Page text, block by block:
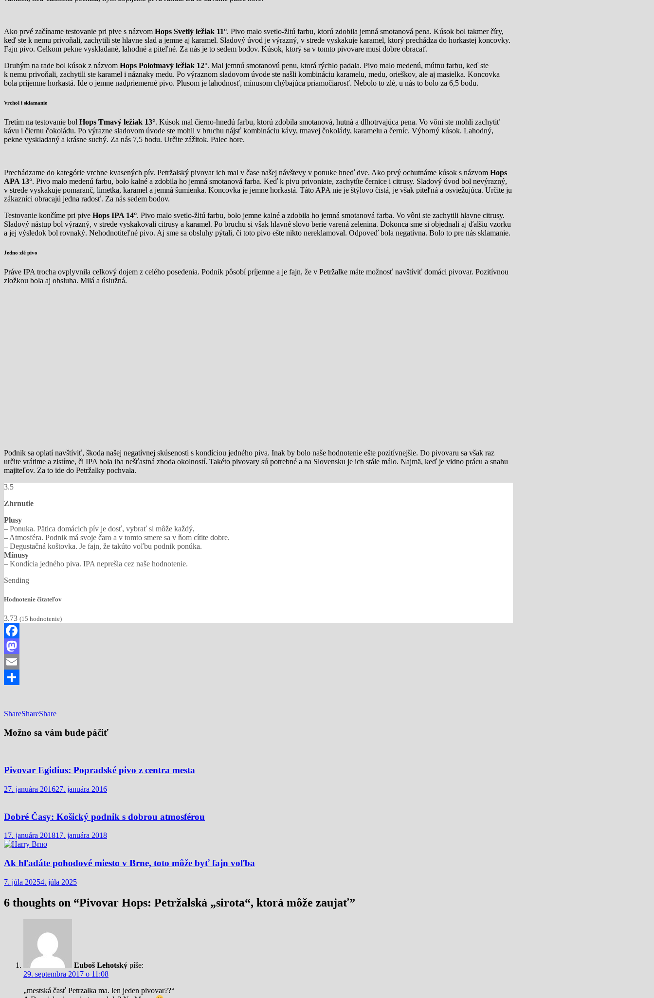
Ako prvé začíname testovanie pri pive s názvom Hops Svetlý ležiak 11°. Pivo malo svetlo-žltú farbu, ktorú zdobila jemná smotanová pena. Kúsok bol takmer číry,
keď ste k nemu privoňali, zachytili ste hlavne slad a jemne aj karamel. Sladový úvod je výrazný, v strede vyskakuje karamel, ktorý prechádza do horkastej koncovky.
Fajn pivo. Celkom pekne vyskladané, lahodné a piteľné. Za nás je to sedem bodov. Kúsok, ktorý sa v tomto pivovare musí dobre obracať.
Druhým na rade bol kúsok z názvom Hops Polotmavý ležiak 12°. Mal jemnú smotanovú penu, ktorá rýchlo padala. Pivo malo medenú, mútnu farbu, keď ste
k nemu privoňali, zachytili ste karamel i náznaky medu. Po výraznom sladovom úvode ste našli kombináciu karamelu, medu, orieškov, ale aj masielka. Koncovka
bola príjemne horkastá. Ide o jemne nadpriemerné pivo. Plusom je lahodnosť, mínusom chýbajúca priamočiarosť. Nebolo to zlé, u nás to bolo za 6,5 bodu.
Vrchol i sklamanie
Tretím na testovanie bol Hops Tmavý ležiak 13°. Kúsok mal čierno-hnedú farbu, ktorú zdobila smotanová, hutná a dlhotrvajúca pena. Vo vôni ste mohli zachytiť
kávu i čiernu čokoládu. Po výrazne sladovom úvode ste mohli v bruchu nájsť kombináciu kávy, tmavej čokolády, karamelu a černíc. Výborný kúsok. Lahodný,
pekne vyskladaný a krásne suchý. Za nás 7,5 bodu. Určite zážitok. Palec hore.
Prechádzame do kategórie vrchne kvasených pív. Petržalský pivovar ich mal v čase našej návštevy v ponuke hneď dve. Ako prvý ochutnáme kúsok s názvom Hops
APA 13°. Pivo malo medenú farbu, bolo kalné a zdobila ho jemná smotanová farba. Keď k pivu privoniate, zachytíte černice i citrusy. Sladový úvod bol nevýrazný,
v strede vyskakuje pomaranč, limetka, karamel a jemná šumienka. Koncovka je jemne horkastá. Táto APA nie je štýlovo čistá, je však piteľná a osviežujúca. Určite ju
zákazníci obracajú jedna radosť. Za nás sedem bodov.
Testovanie končíme pri pive Hops IPA 14°. Pivo malo svetlo-žltú farbu, bolo jemne kalné a zdobila ho jemná smotanová farba. Vo vôni ste zachytili hlavne citrusy.
Sladový nástup bol výrazný, v strede vyskakovali citrusy a karamel. Po bruchu si však hlavné slovo berie varená zelenina. Dokonca sme si objednali aj ďalšiu vzorku
a jej výsledok bol rovnaký. Nehodnotiteľné pivo. Aj sme sa obsluhy pýtali, či toto pivo ešte nikto nereklamoval. Odpoveď bola negatívna. Bolo to pre nás sklamanie.
Jedno zlé pivo
Práve IPA trocha ovplyvnila celkový dojem z celého posedenia. Podnik pôsobí príjemne a je fajn, že v Petržalke máte možnosť navštíviť domáci pivovar. Pozitívnou
zložkou bola aj obsluha. Milá a úslužná.
Podnik sa oplatí navštíviť, škoda našej negatívnej skúsenosti s kondíciou jedného piva. Inak by bolo naše hodnotenie ešte pozitívnejšie. Do pivovaru sa však raz
určite vrátime a zistíme, či IPA bola iba nešťastná zhoda okolností. Takéto pivovary sú potrebné a na Slovensku je ich stále málo. Najmä, keď je vidno prácu a snahu
majiteľov. Za to ide do Petržalky pochvala.
3.5
Zhrnutie
Plusy
– Ponuka. Pätica domácich pív je dosť, vybrať si môže každý,
– Atmosféra. Podnik má svoje čaro a v tomto smere sa v ňom cítite dobre.
– Degustačná koštovka. Je fajn, že takúto voľbu podnik ponúka.
Mínusy
– Kondícia jedného piva. IPA neprešla cez naše hodnotenie.
Sending
Hodnotenie čitateľov
3.73 (15 hodnotenie)
Facebook
Mastodon
Email
ShareShareShare
Možno sa vám bude páčiť
Pivovar Egidius: Popradské pivo z centra mesta
27. januára 201627. januára 2016
Dobré Časy: Košický podnik s dobrou atmosférou
17. januára 201817. januára 2018
Ak hľadáte pohodové miesto v Brne, toto môže byť fajn voľba
7. júla 20254. júla 2025
6 thoughts on “Pivovar Hops: Petržalská „sirota“, ktorá môže zaujať”
Ľuboš Lehotský píše:
29. septembra 2017 o 11:08
„mestská časť Petrzalka ma. len jeden pivovar??“